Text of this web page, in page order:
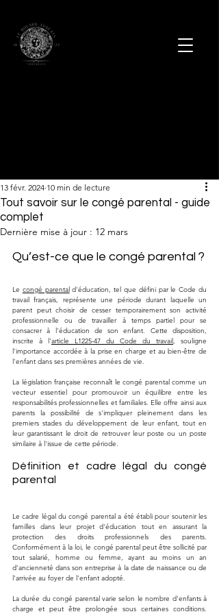
Tout savoir sur le congé parental - guide
complet
13 févr. 2024 10 min de lecture
Dernière mise à jour : 12 mars
Qu’est-ce que le congé parental ?
Le congé parental d'éducation, tel que défini par le Code du
travail français, représente une période durant laquelle un
parent peut choisir de cesser temporairement son activité
professionnelle ou de travailler à temps partiel pour se
consacrer à l'éducation de son enfant. Cette disposition,
inscrite à l'article L1225-47 du Code du travail, souligne
l'importance accordée à la prise en charge et au bien-être de
l'enfant dans ses premières années de vie.
La législation française reconnaît le congé parental comme un
vecteur essentiel pour promouvoir un équilibre entre les
responsabilités professionnelles et familiales. Elle offre ainsi aux
parents la possibilité de s'impliquer pleinement dans les
premiers stades du développement de leur enfant, tout en
leur garantissant le droit de retrouver leur poste ou un poste
similaire à l'issue de cette période.
Définition et cadre légal du congé
parental
Le cadre légal du congé parental a été établi pour soutenir les
familles dans leur projet d'éducation tout en assurant la
protection des droits professionnels des parents.
Conformément à la loi, le congé parental peut être sollicité par
tout salarié, homme ou femme, ayant au moins un an
d'ancienneté dans son entreprise à la date de naissance ou de
l'arrivée au foyer de l'enfant adopté.
La durée du congé parental varie selon le nombre d'enfants à
charge et peut être prolongée sous certaines conditions.